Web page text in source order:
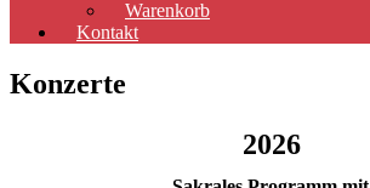
Warenkorb
Kontakt
Konzerte
2026